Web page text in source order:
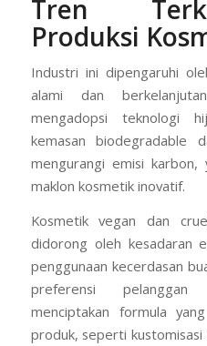
Tren
Produksi
Industri ini dipengaruhi
alami dan
mengadopsi teknologi
kemasan biodegradable
mengurangi emisi
maklon kosmetik inovatif.
Kosmetik vegan dan
didorong oleh kesadaran
penggunaan kecerdasan
preferensi pelanggan
menciptakan formula
produk, seperti